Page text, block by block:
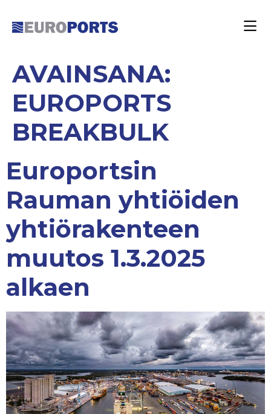
AVAINSANA:
EUROPORTS
BREAKBULK
Europortsin
Rauman yhtiöiden
yhtiörakenteen
muutos 1.3.2025
alkaen